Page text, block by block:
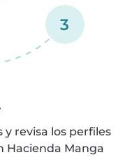
3
revisa los perfiles
Hacienda Manga